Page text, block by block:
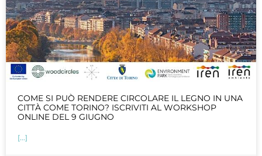
COME SI PUÒ RENDERE CIRCOLARE IL LEGNO IN UNA
CITTÀ COME TORINO? ISCRIVITI AL WORKSHOP
ONLINE DEL 9 GIUGNO
[...]